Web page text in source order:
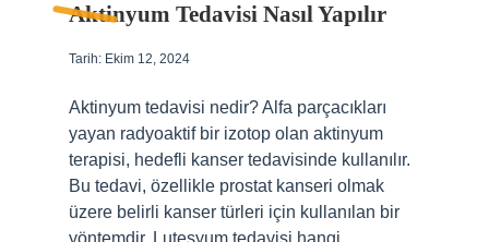
Aktinyum Tedavisi Nasıl Yapılır
Tarih: Ekim 12, 2024
Aktinyum tedavisi nedir? Alfa parçacıkları
yayan radyoaktif bir izotop olan aktinyum
terapisi, hedefli kanser tedavisinde kullanılır.
Bu tedavi, özellikle prostat kanseri olmak
üzere belirli kanser türleri için kullanılan bir
yöntemdir. Lutesyum tedavisi hangi